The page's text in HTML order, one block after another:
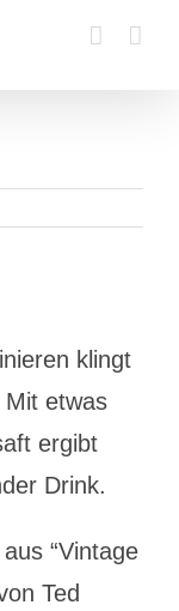
klingt
Mit etwas
ergibt
Drink.
“Vintage
Ted